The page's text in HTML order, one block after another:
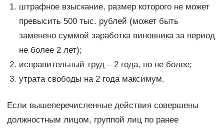
штрафное взыскание, размер которого не может
превысить 500 тыс. рублей (может быть
заменено суммой заработка виновника за период
не более 2 лет);
исправительный труд – 2 года, но не более;
утрата свободы на 2 года максимум.
Если вышеперечисленные действия совершены
должностным лицом, группой лиц по ранее